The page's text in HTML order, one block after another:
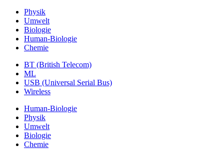
Physik
Umwelt
Biologie
Human-Biologie
Chemie
BT (British Telecom)
ML
USB (Universal Serial Bus)
Wireless
Human-Biologie
Physik
Umwelt
Biologie
Chemie